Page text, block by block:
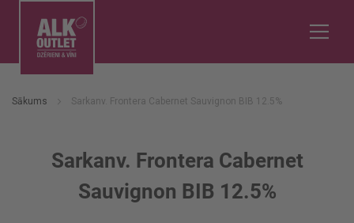
Sākums Sarkanv. Frontera Cabernet Sauvignon BIB 12.5%
Sarkanv. Frontera Cabernet
Sauvignon BIB 12.5%